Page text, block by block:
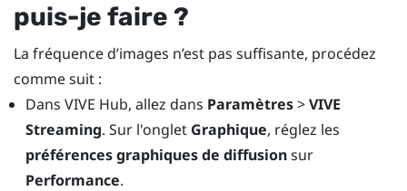
puis-je faire ?
La fréquence d’images n’est pas suffisante, procédez
comme suit :
Dans VIVE Hub, allez dans Paramètres>VIVE
Streaming. Sur l'onglet Graphique, réglez les
préférences graphiques de diffusionsur
Performance.